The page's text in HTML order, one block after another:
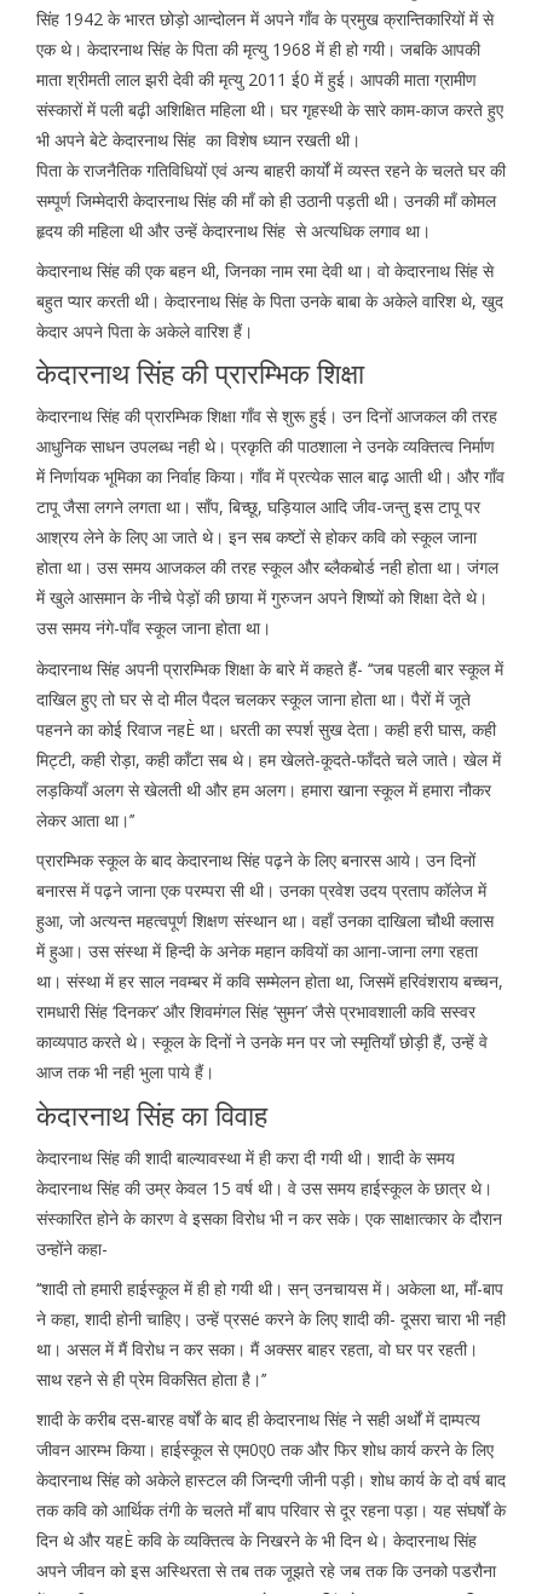
सिंह 1942 के भारत छोड़ो आन्दोलन में अपने गाँव के प्रमुख क्रान्तिकारियों में से
एक थे। केदारनाथ सिंह के पिता की मृत्यु 1968 में ही हो गयी। जबकि आपकी
माता श्रीमती लाल झरी देवी की मृत्यु 2011 ई0 में हुई। आपकी माता ग्रामीण
संस्कारों में पली बढ़ी अशिक्षित महिला थी। घर गृहस्थी के सारे काम-काज करते हुए
भी अपने बेटे केदारनाथ सिंह का विशेष ध्यान रखती थी।
पिता के राजनैतिक गतिविधियों एवं अन्य बाहरी कार्यों में व्यस्त रहने के चलते घर की
सम्पूर्ण जिम्मेदारी केदारनाथ सिंह की माँ को ही उठानी पड़ती थी। उनकी माँ कोमल
हृदय की महिला थी और उन्हें केदारनाथ सिंह से अत्यधिक लगाव था।
केदारनाथ सिंह की एक बहन थी, जिनका नाम रमा देवी था। वो केदारनाथ सिंह से
बहुत प्यार करती थी। केदारनाथ सिंह के पिता उनके बाबा के अकेले वारिश थे, खुद
केदार अपने पिता के अकेले वारिश हैं।
केदारनाथ सिंह की प्रारम्भिक शिक्षा
केदारनाथ सिंह की प्रारम्भिक शिक्षा गाँव से शुरू हुई। उन दिनों आजकल की तरह
आधुनिक साधन उपलब्ध नही थे। प्रकृति की पाठशाला ने उनके व्यक्तित्व निर्माण
में निर्णायक भूमिका का निर्वाह किया। गाँव में प्रत्येक साल बाढ़ आती थी। और गाँव
टापू जैसा लगने लगता था। साँप, बिच्छू, घड़ियाल आदि जीव-जन्तु इस टापू पर
आश्रय लेने के लिए आ जाते थे। इन सब कष्टों से होकर कवि को स्कूल जाना
होता था। उस समय आजकल की तरह स्कूल और ब्लैकबोर्ड नही होता था। जंगल
में खुले आसमान के नीचे पेड़ों की छाया में गुरुजन अपने शिष्यों को शिक्षा देते थे।
उस समय नंगे-पाँव स्कूल जाना होता था।
केदारनाथ सिंह अपनी प्रारम्भिक शिक्षा के बारे में कहते हैं- ‘‘जब पहली बार स्कूल में
दाखिल हुए तो घर से दो मील पैदल चलकर स्कूल जाना होता था। पैरों में जूते
पहनने का कोई रिवाज नहÈ था। धरती का स्पर्श सुख देता। कही हरी घास, कही
मिट्टी, कही रोड़ा, कही काँटा सब थे। हम खेलते-कूदते-फाँदते चले जाते। खेल में
लड़कियाँ अलग से खेलती थी और हम अलग। हमारा खाना स्कूल में हमारा नौकर
लेकर आता था।’’
प्रारम्भिक स्कूल के बाद केदारनाथ सिंह पढ़ने के लिए बनारस आये। उन दिनों
बनारस में पढ़ने जाना एक परम्परा सी थी। उनका प्रवेश उदय प्रताप कॉलेज में
हुआ, जो अत्यन्त महत्वपूर्ण शिक्षण संस्थान था। वहाँ उनका दाखिला चौथी क्लास
में हुआ। उस संस्था में हिन्दी के अनेक महान कवियों का आना-जाना लगा रहता
था। संस्था में हर साल नवम्बर में कवि सम्मेलन होता था, जिसमें हरिवंशराय बच्चन,
रामधारी सिंह ‘दिनकर’ और शिवमंगल सिंह ‘सुमन’ जैसे प्रभावशाली कवि सस्वर
काव्यपाठ करते थे। स्कूल के दिनों ने उनके मन पर जो स्मृतियाँ छोड़ी हैं, उन्हें वे
आज तक भी नही भुला पाये हैं।
केदारनाथ सिंह का विवाह
केदारनाथ सिंह की शादी बाल्यावस्था में ही करा दी गयी थी। शादी के समय
केदारनाथ सिंह की उम्र केवल 15 वर्ष थी। वे उस समय हाईस्कूल के छात्र थे।
संस्कारित होने के कारण वे इसका विरोध भी न कर सके। एक साक्षात्कार के दौरान
उन्होंने कहा-
‘‘शादी तो हमारी हाईस्कूल में ही हो गयी थी। सन् उनचायस में। अकेला था, माँ-बाप
ने कहा, शादी होनी चाहिए। उन्हें प्रसé करने के लिए शादी की- दूसरा चारा भी नही
था। असल में मैं विरोध न कर सका। मैं अक्सर बाहर रहता, वो घर पर रहती।
साथ रहने से ही प्रेम विकसित होता है।’’
शादी के करीब दस-बारह वर्षों के बाद ही केदारनाथ सिंह ने सही अर्थों में दाम्पत्य
जीवन आरम्भ किया। हाईस्कूल से एम0ए0 तक और फिर शोध कार्य करने के लिए
केदारनाथ सिंह को अकेले हास्टल की जिन्दगी जीनी पड़ी। शोध कार्य के दो वर्ष बाद
तक कवि को आर्थिक तंगी के चलते माँ बाप परिवार से दूर रहना पड़ा। यह संघर्षों के
दिन थे और यहÈ कवि के व्यक्तित्व के निखरने के भी दिन थे। केदारनाथ सिंह
अपने जीवन को इस अस्थिरता से तब तक जूझते रहे जब तक कि उनको पडरौना